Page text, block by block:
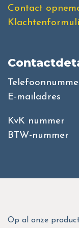
Contact
E-mailadres
KvK nummer
BTW-nummer
Op al onze